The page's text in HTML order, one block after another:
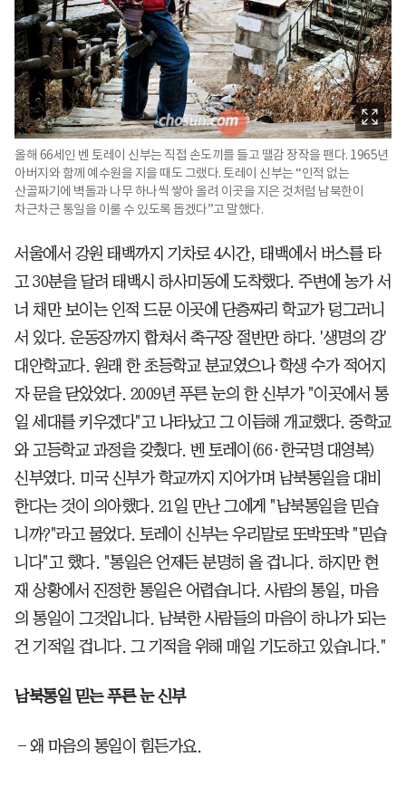
올해 66세인 벤 토레이 신부는 직접 손도끼를 들고 땔감 장작을 팬다. 1965년
아버지와 함께 예수원을 지을 때도 그랬다. 토레이 신부는 “인적 없는
산골짜기에 벽돌과 나무 하나씩 쌓아 올려 이곳을 지은 것처럼 남북한이
차근차근 통일을 이룰 수 있도록 돕겠다”고 말했다.
서울에서 강원 태백까지 기차로 4시간, 태백에서 버스를 타
고 30분을 달려 태백시 하사미동에 도착했다. 주변에 농가 서
너 채만 보이는 인적 드문 이곳에 단층짜리 학교가 덩그러니
서 있다. 운동장까지 합쳐서 축구장 절반만 하다. '생명의 강'
대안학교다. 원래 한 초등학교 분교였으나 학생 수가 적어지
자 문을 닫았었다. 2009년 푸른 눈의 한 신부가 "이곳에서 통
일 세대를 키우겠다"고 나타났고 그 이듬해 개교했다. 중학교
와 고등학교 과정을 갖췄다. 벤 토레이(66·한국명 대영복)
신부였다. 미국 신부가 학교까지 지어가며 남북통일을 대비
한다는 것이 의아했다. 21일 만난 그에게 "남북통일을 믿습
니까?"라고 물었다. 토레이 신부는 우리말로 또박또박 "믿습
니다"고 했다. "통일은 언제든 분명히 올 겁니다. 하지만 현
재 상황에서 진정한 통일은 어렵습니다. 사람의 통일, 마음
의 통일이 그것입니다. 남북한 사람들의 마음이 하나가 되는
건 기적일 겁니다. 그 기적을 위해 매일 기도하고 있습니다."
남북통일 믿는 푸른 눈 신부
―왜 마음의 통일이 힘든가요.